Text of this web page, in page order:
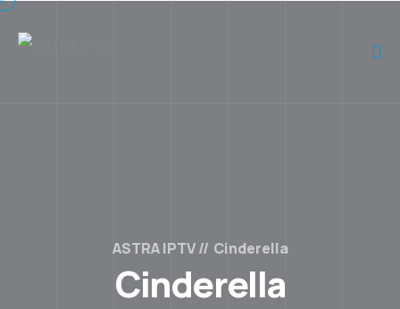
ASTRA IPTV Cinderella
Cinderella